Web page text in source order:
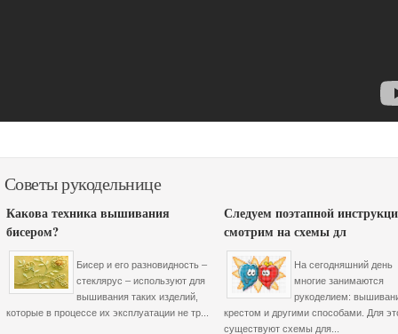
Советы рукодельнице
Какова техника вышивания
бисером?
Бисер и его разновидность –
стеклярус – используют для
вышивания таких изделий,
которые в процессе их эксплуатации не тр...
Следуем поэтапной
смотрим на схемы дл
На сегодняшний день
многие занимаются
рукоделием:
крестом и другими способами. Для
существуют схемы для...